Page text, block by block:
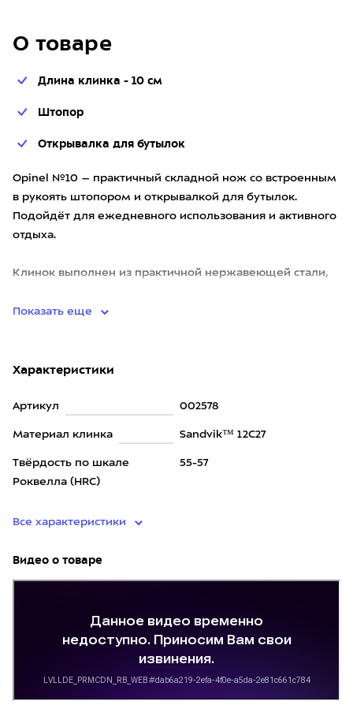
О товаре
Длина клинка - 10 см
Штопор
Открывалка для бутылок
Opinel №10 – практичный складной нож со встроенным
в рукоять штопором и открывалкой для бутылок.
Подойдёт для ежедневного использования и активного
отдыха.
Клинок выполнен из практичной нержавеющей стали,
Показать еще
Характеристики
Артикул 002578
Материал клинка Sandvik™ 12C27
Твёрдость по шкале
Роквелла (HRC)
55-57
Все характеристики
Видео о товаре